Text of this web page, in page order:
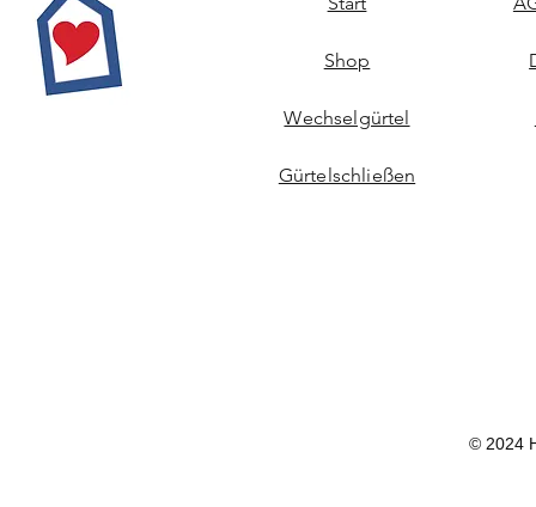
Shop
Wechselgürtel
Gürtelschließen
© 2024